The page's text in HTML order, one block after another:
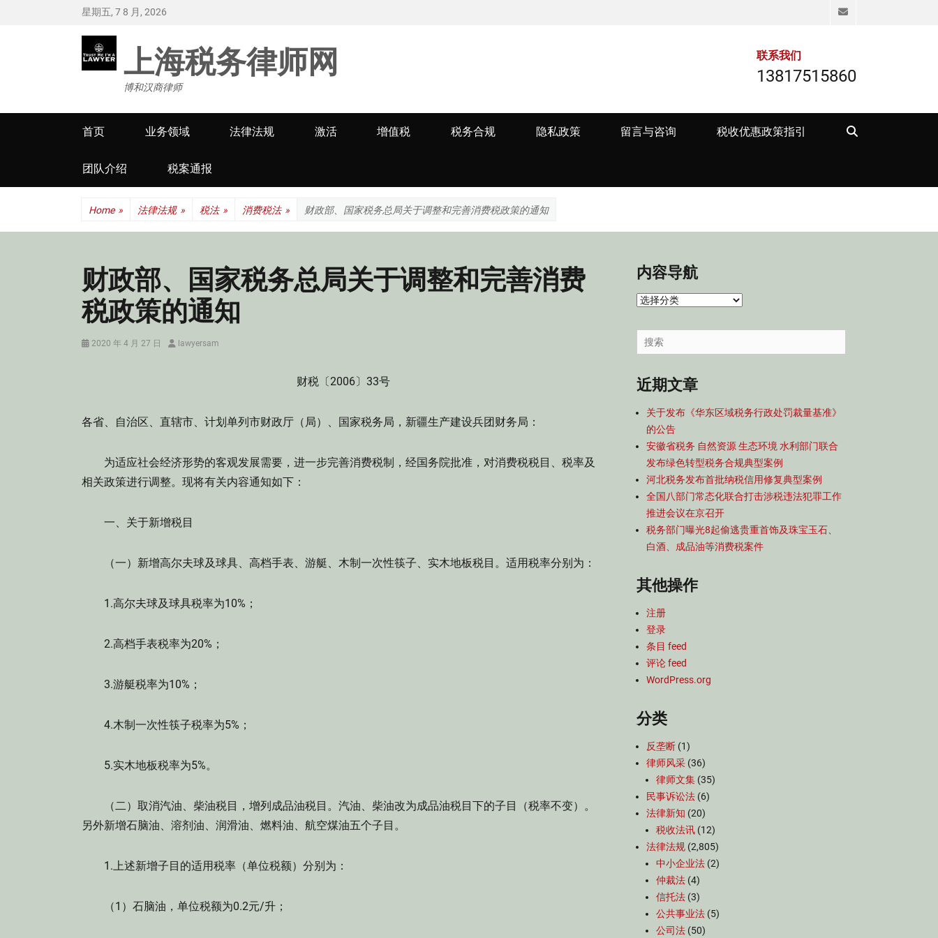
星期五, 7 8 月, 2026 Email
上海税务律师网
博和汉商律师
联系我们
13817515860
Primary
menu
首页 业务领域 法律法规 激活 增值税 税务合规 隐私政策 留言与咨询 税收优惠政策指引
团队介绍 税案通报
Home » 法律法规 » 税法 » 消费税法 » 财政部、国家税务总局关于调整和完善消费税政策的通知
财政部、国家税务总局关于调整和完善消费
税政策的通知
Posted
2020 年 4 月 27 日 Authorlawyersam
财税〔2006〕33号
各省、自治区、直辖市、计划单列市财政厅（局）、国家税务局，新疆生产建设兵团财务局：
为适应社会经济形势的客观发展需要，进一步完善消费税制，经国务院批准，对消费税税目、税率及
相关政策进行调整。现将有关内容通知如下：
一、关于新增税目
（一）新增高尔夫球及球具、高档手表、游艇、木制一次性筷子、实木地板税目。适用税率分别为：
1.高尔夫球及球具税率为10%；
2.高档手表税率为20%；
3.游艇税率为10%；
4.木制一次性筷子税率为5%；
5.实木地板税率为5%。
（二）取消汽油、柴油税目，增列成品油税目。汽油、柴油改为成品油税目下的子目（税率不变）。
另外新增石脑油、溶剂油、润滑油、燃料油、航空煤油五个子目。
1.上述新增子目的适用税率（单位税额）分别为：
（1）石脑油，单位税额为0.2元/升；
内容导航
内
导
航
Search
for:
近期文章
关于发布《华东区域税务行政处罚裁量基准》
的公告
安徽省税务 自然资源 生态环境 水利部门联合
发布绿色转型税务合规典型案例
河北税务发布首批纳税信用修复典型案例
全国八部门常态化联合打击涉税违法犯罪工作
推进会议在京召开
税务部门曝光8起偷逃贵重首饰及珠宝玉石、
白酒、成品油等消费税案件
其他操作
注册
登录
条目 feed
评论 feed
WordPress.org
分类
反垄断 (1)
律师风采 (36)
律师文集 (35)
民事诉讼法 (6)
法律新知 (20)
税收法讯 (12)
法律法规 (2,805)
中小企业法 (2)
仲裁法 (4)
信托法 (3)
公共事业法 (5)
公司法 (50)